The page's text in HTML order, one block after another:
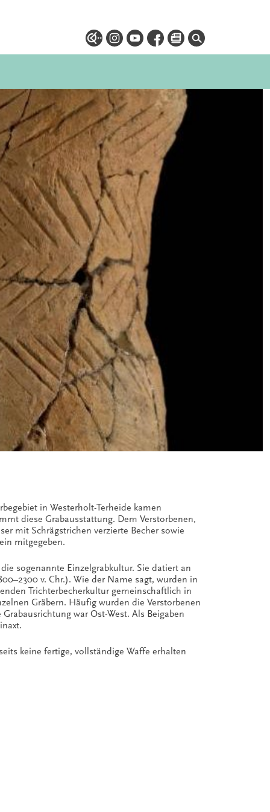
in Westerholt-Terheide kamen
diese Grabausstattung. Dem Verstorbenen,
mit Schrägstrichen verzierte Becher sowie
mitgegeben.
sogenannte Einzelgrabkultur. Sie datiert an
v. Chr.). Wie der Name sagt, wurden in
Trichterbecherkultur gemeinschaftlich in
Gräbern. Häufig wurden die Verstorbenen
war Ost-West. Als Beigaben
keine fertige, vollständige Waffe erhalten